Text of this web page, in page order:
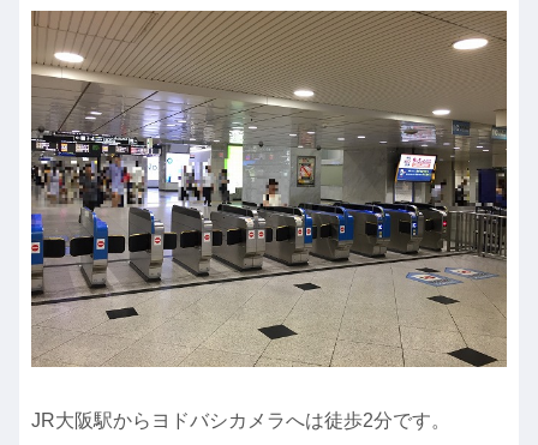
JR大阪駅からヨドバシカメラへは徒歩2分です。